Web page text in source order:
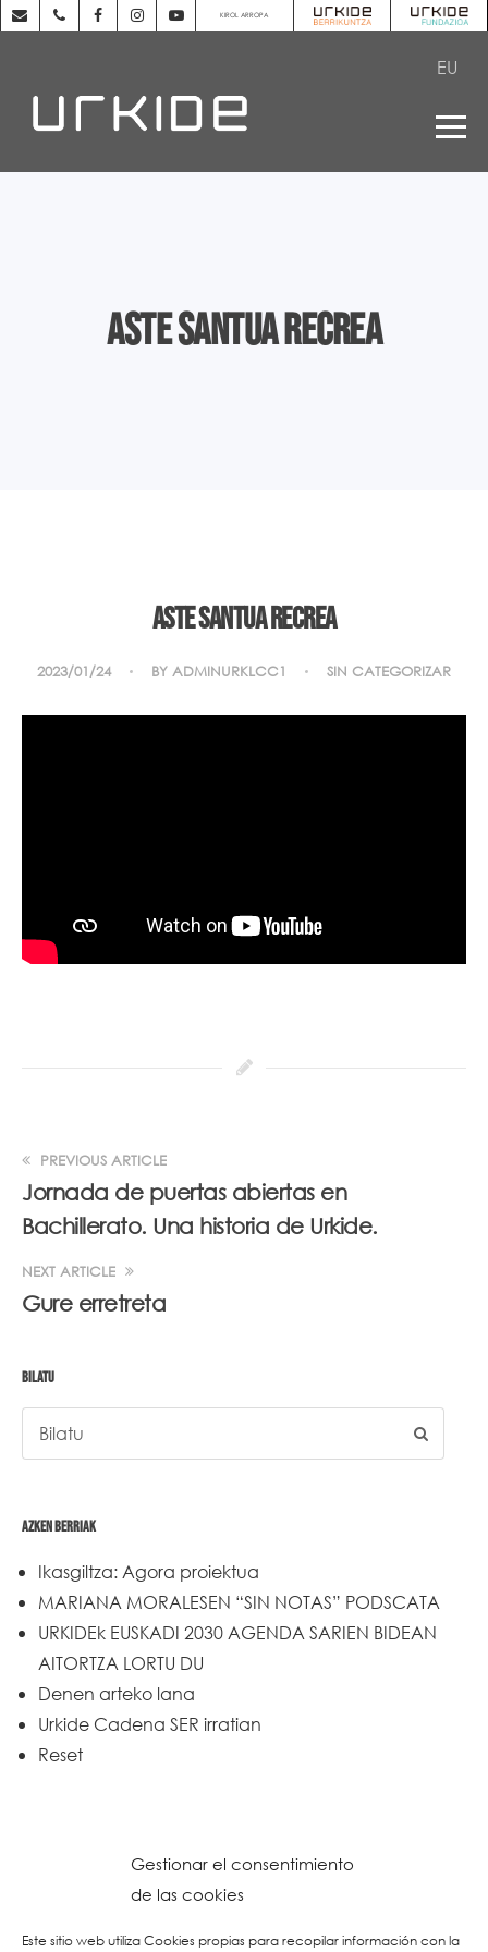
Gestionar el consentimiento
de las cookies
Este sitio web utiliza Cookies propias para recopilar información con la
KIROL ARROPA
EU
Aste Santua Recrea
Aste Santua Recrea
2023/01/24 BY ADMINURKLCC1 SIN CATEGORIZAR
PREVIOUS ARTICLE
Jornada de puertas abiertas en
Bachillerato. Una historia de Urkide.
NEXT ARTICLE
Gure erretreta
BILATU
AZKEN BERRIAK
Ikasgiltza: Agora proiektua
MARIANA MORALESEN “SIN NOTAS” PODSCATA
URKIDEk EUSKADI 2030 AGENDA SARIEN BIDEAN
AITORTZA LORTU DU
Denen arteko lana
Urkide Cadena SER irratian
Reset